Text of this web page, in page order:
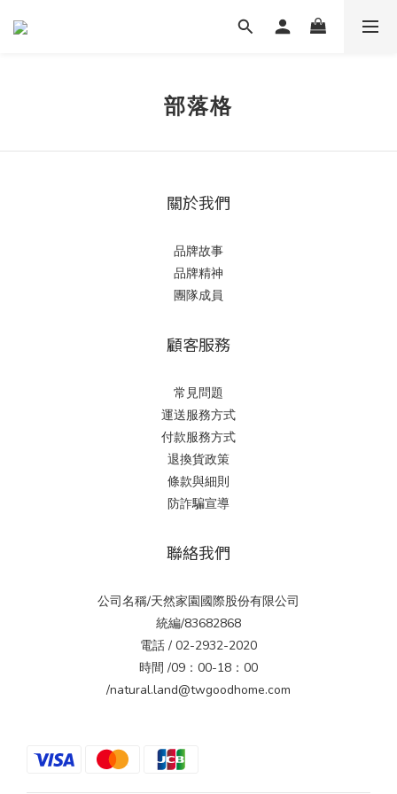
部落格
關於我們
品牌故事
品牌精神
團隊成員
顧客服務
常見問題
運送服務方式
付款服務方式
退換貨政策
條款與細則
防詐騙宣導
聯絡我們
公司名稱/天然家園國際股份有限公司
統編/83682868
電話 / 02-2932-2020
時間 /09：00-18：00
/natural.land@twgoodhome.com